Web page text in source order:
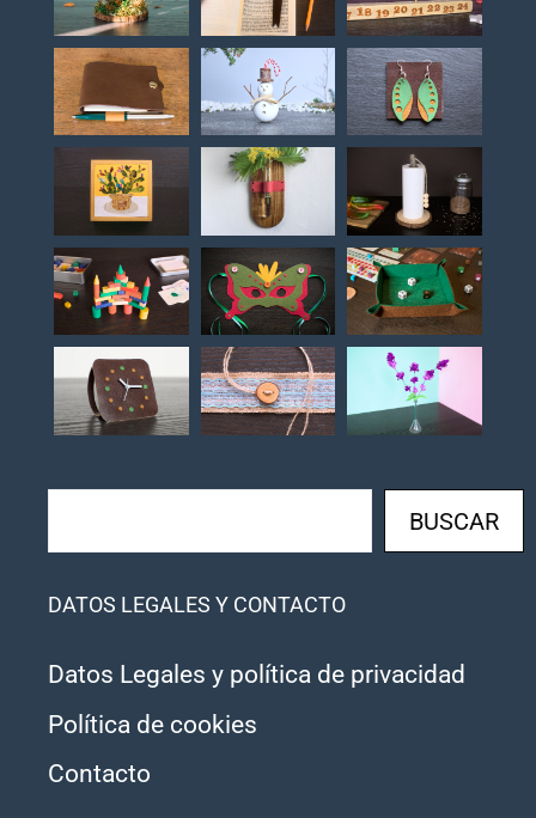
BUSCAR
DATOS LEGALES Y CONTACTO
Datos Legales y política de privacidad
Política de cookies
Contacto